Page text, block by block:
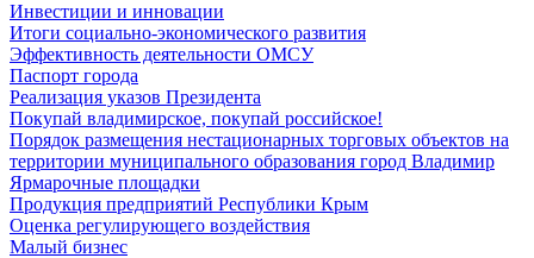
Инвестиции и инновации
Итоги социально-экономического развития
Эффективность деятельности ОМСУ
Паспорт города
Реализация указов Президента
Покупай владимирское, покупай российское!
Порядок размещения нестационарных торговых объектов на
территории муниципального образования город Владимир
Ярмарочные площадки
Продукция предприятий Республики Крым
Оценка регулирующего воздействия
Малый бизнес